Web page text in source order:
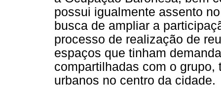
possui igualmente assento
busca de ampliar a
processo de realização de
espaços que tinham
compartilhadas com o
urbanos no centro da cidade.